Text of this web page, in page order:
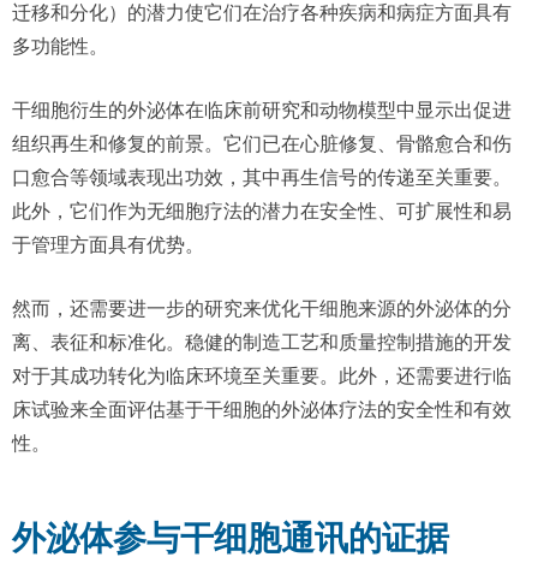
迁移和分化）的潜力使它们在治疗各种疾病和病症方面具有
多功能性。
干细胞衍生的外泌体在临床前研究和动物模型中显示出促进
组织再生和修复的前景。它们已在心脏修复、骨骼愈合和伤
口愈合等领域表现出功效，其中再生信号的传递至关重要。
此外，它们作为无细胞疗法的潜力在安全性、可扩展性和易
于管理方面具有优势。
然而，还需要进一步的研究来优化干细胞来源的外泌体的分
离、表征和标准化。稳健的制造工艺和质量控制措施的开发
对于其成功转化为临床环境至关重要。此外，还需要进行临
床试验来全面评估基于干细胞的外泌体疗法的安全性和有效
性。
外泌体参与干细胞通讯的证据